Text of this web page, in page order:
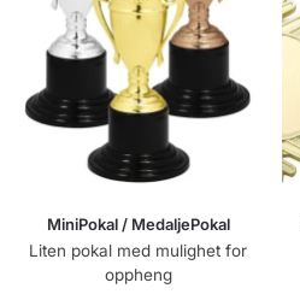
MiniPokal / MedaljePokal
Liten pokal med mulighet for
oppheng